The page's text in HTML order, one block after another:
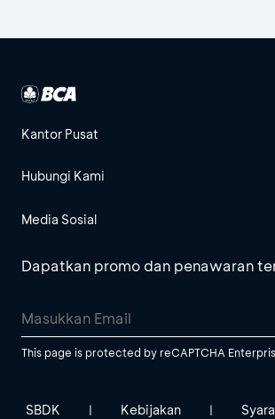
Kantor Pusat
Hubungi Kami
Media Sosial
Dapatkan promo dan penawaran
This page is protected by reCAPTCHA
SBDK | Kebijakan |